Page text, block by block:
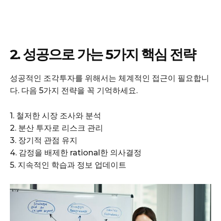
2. 성공으로 가는 5가지 핵심 전략
성공적인 조각투자를 위해서는 체계적인 접근이 필요합니
다. 다음 5가지 전략을 꼭 기억하세요.
1. 철저한 시장 조사와 분석
2. 분산 투자로 리스크 관리
3. 장기적 관점 유지
4. 감정을 배제한 rational한 의사결정
5. 지속적인 학습과 정보 업데이트